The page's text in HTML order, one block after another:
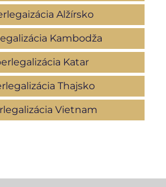
Alžírsko
Kambodža
Katar
Thajsko
Vietnam